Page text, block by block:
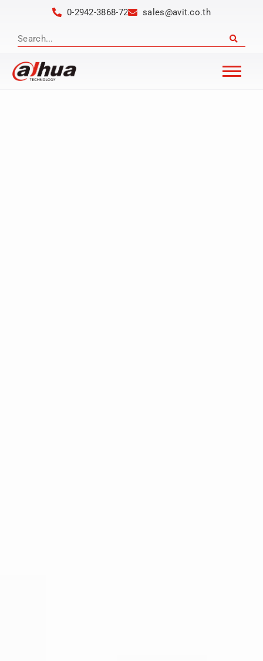
0-2942-3868-72 sales@avit.co.th